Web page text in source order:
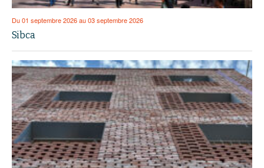
Du 01 septembre 2026 au 03 septembre 2026
Sibca